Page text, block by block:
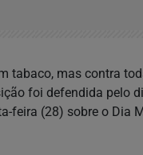
tabaco, mas contra
foi defendida pelo
feira (28) sobre o Dia